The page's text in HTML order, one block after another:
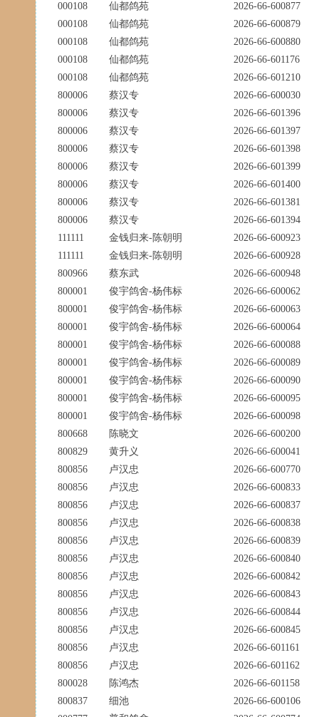
000108
仙都鸽苑
2026-66-600877
000108
仙都鸽苑
2026-66-600879
000108
仙都鸽苑
2026-66-600880
000108
仙都鸽苑
2026-66-601176
000108
仙都鸽苑
2026-66-601210
800006
蔡汉专
2026-66-600030
800006
蔡汉专
2026-66-601396
800006
蔡汉专
2026-66-601397
800006
蔡汉专
2026-66-601398
800006
蔡汉专
2026-66-601399
800006
蔡汉专
2026-66-601400
800006
蔡汉专
2026-66-601381
800006
蔡汉专
2026-66-601394
111111
金钱归来-陈朝明
2026-66-600923
111111
金钱归来-陈朝明
2026-66-600928
800966
蔡东武
2026-66-600948
800001
俊宇鸽舍-杨伟标
2026-66-600062
800001
俊宇鸽舍-杨伟标
2026-66-600063
800001
俊宇鸽舍-杨伟标
2026-66-600064
800001
俊宇鸽舍-杨伟标
2026-66-600088
800001
俊宇鸽舍-杨伟标
2026-66-600089
800001
俊宇鸽舍-杨伟标
2026-66-600090
800001
俊宇鸽舍-杨伟标
2026-66-600095
800001
俊宇鸽舍-杨伟标
2026-66-600098
800668
陈晓文
2026-66-600200
800829
黄升义
2026-66-600041
800856
卢汉忠
2026-66-600770
800856
卢汉忠
2026-66-600833
800856
卢汉忠
2026-66-600837
800856
卢汉忠
2026-66-600838
800856
卢汉忠
2026-66-600839
800856
卢汉忠
2026-66-600840
800856
卢汉忠
2026-66-600842
800856
卢汉忠
2026-66-600843
800856
卢汉忠
2026-66-600844
800856
卢汉忠
2026-66-600845
800856
卢汉忠
2026-66-601161
800856
卢汉忠
2026-66-601162
800028
陈鸿杰
2026-66-601158
800837
细池
2026-66-600106